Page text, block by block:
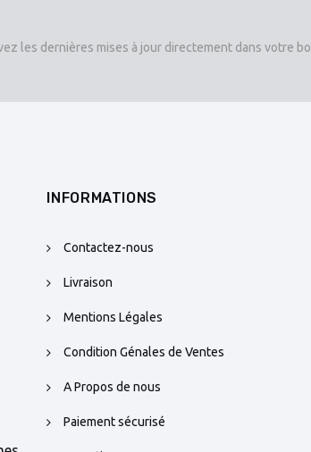
les dernières mises à jour directement dans votre
INFORMATIONS
Contactez-nous
Livraison
Mentions Légales
Condition Génales de Ventes
A Propos de nous
Paiement sécurisé